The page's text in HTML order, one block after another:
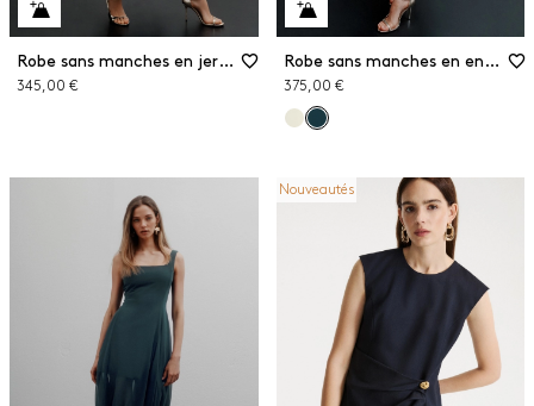
Robe sans manches en jersey
345,00 €
Robe sans manches en envers satin
375,00 €
Nouveautés